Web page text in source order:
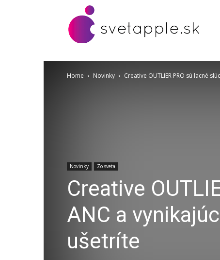
Home Novinky Creative OUTLIER PRO sú lacné
Novinky Zo sveta
Creative
ANC a
ušetríte